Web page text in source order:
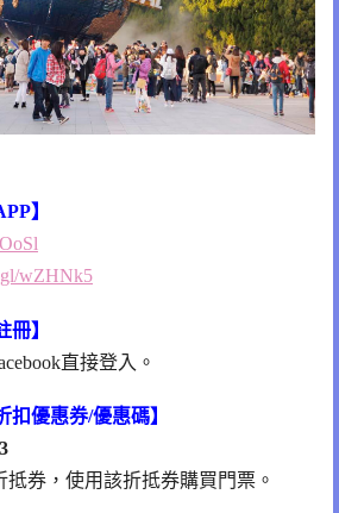
】
wZHNk5
】
直接登入。
優惠券/優惠碼】
抵券，使用該折抵券購買門票。